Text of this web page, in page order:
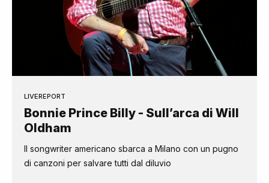
LIVEREPORT
Bonnie Prince Billy - Sull’arca di Will
Oldham
Il songwriter americano sbarca a Milano con un pugno
di canzoni per salvare tutti dal diluvio